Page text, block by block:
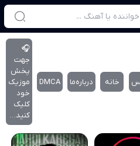
خانه درباره‌‌ما DMCA
🎧
جهت
پخش
موزیک
خود
کلیک
کنید…